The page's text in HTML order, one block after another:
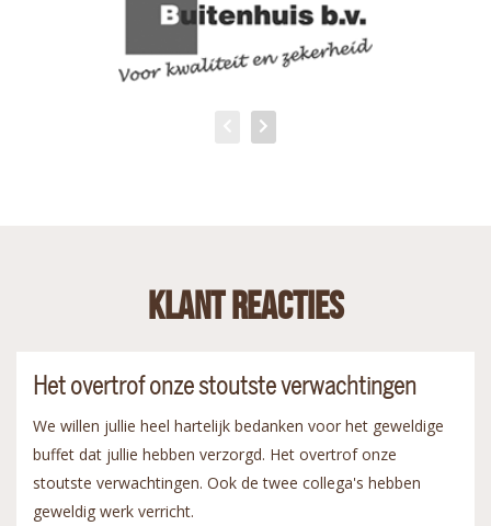
Klant reacties
Het overtrof onze stoutste verwachtingen
We willen jullie heel hartelijk bedanken voor het geweldige
buffet dat jullie hebben verzorgd. Het overtrof onze
stoutste verwachtingen. Ook de twee collega's hebben
geweldig werk verricht.